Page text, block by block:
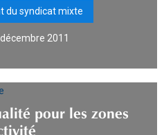
du syndicat mixte
2011
pour les zones